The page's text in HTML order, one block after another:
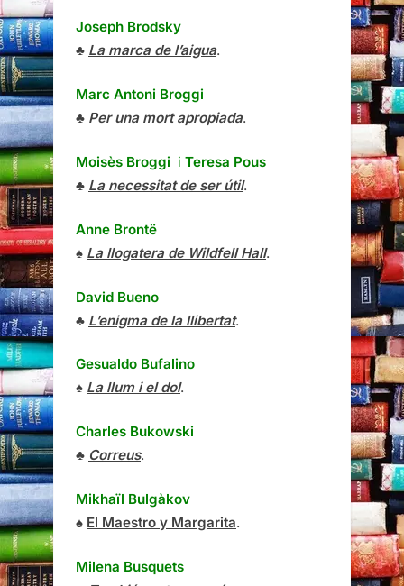
Joseph Brodsky
♣ La marca de l’aigua.
Marc Antoni Broggi
♣ Per una mort apropiada.
Moisès Broggi i Teresa Pous
♣ La necessitat de ser útil.
Anne Brontë
♠ La llogatera de Wildfell Hall.
David Bueno
♣ L’enigma de la llibertat.
Gesualdo Bufalino
♠ La llum i el dol.
Charles Bukowski
♣ Correus.
Mikhaïl Bulgàkov
♠ El Maestro y Margarita.
Milena Busquets